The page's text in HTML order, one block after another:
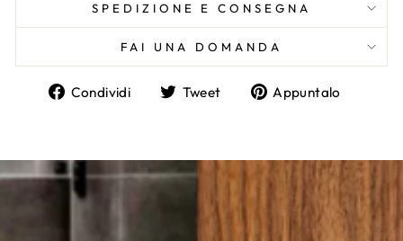
SPEDIZIONE E CONSEGNA
FAI UNA DOMANDA
Condividi
Condividi
Tweet
TwittaAppuntalo